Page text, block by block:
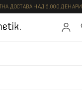
ДОСТАВА НАД 6.000 ДЕНАРИ